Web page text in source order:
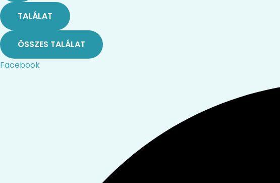
TALÁLAT
ÖSSZES TALÁLAT
Facebook